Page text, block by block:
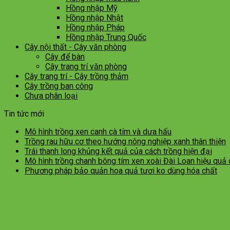
Hồng nhập Mỹ
Hồng nhập Nhật
Hồng nhập Pháp
Hồng nhập Trung Quốc
Cây nội thất - Cây văn phòng
Cây để bàn
Cây trang trí văn phòng
Cây trang trí - Cây trồng thảm
Cây trồng ban công
Chưa phân loại
Tin tức mới
Mô hình trồng xen canh cà tím và dưa hấu
Trồng rau hữu cơ theo hướng nông nghiệp xanh thân thiện
Trái thanh long khủng kết quả của cách trồng hiện đại
Mô hình trồng chanh bông tím xen xoài Đài Loan hiệu quả
Phương pháp bảo quản hoa quả tươi ko dùng hóa chất